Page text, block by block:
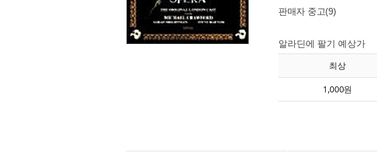
판매자 중고(9)
알라딘에 팔기 예상가
최상
1,000원